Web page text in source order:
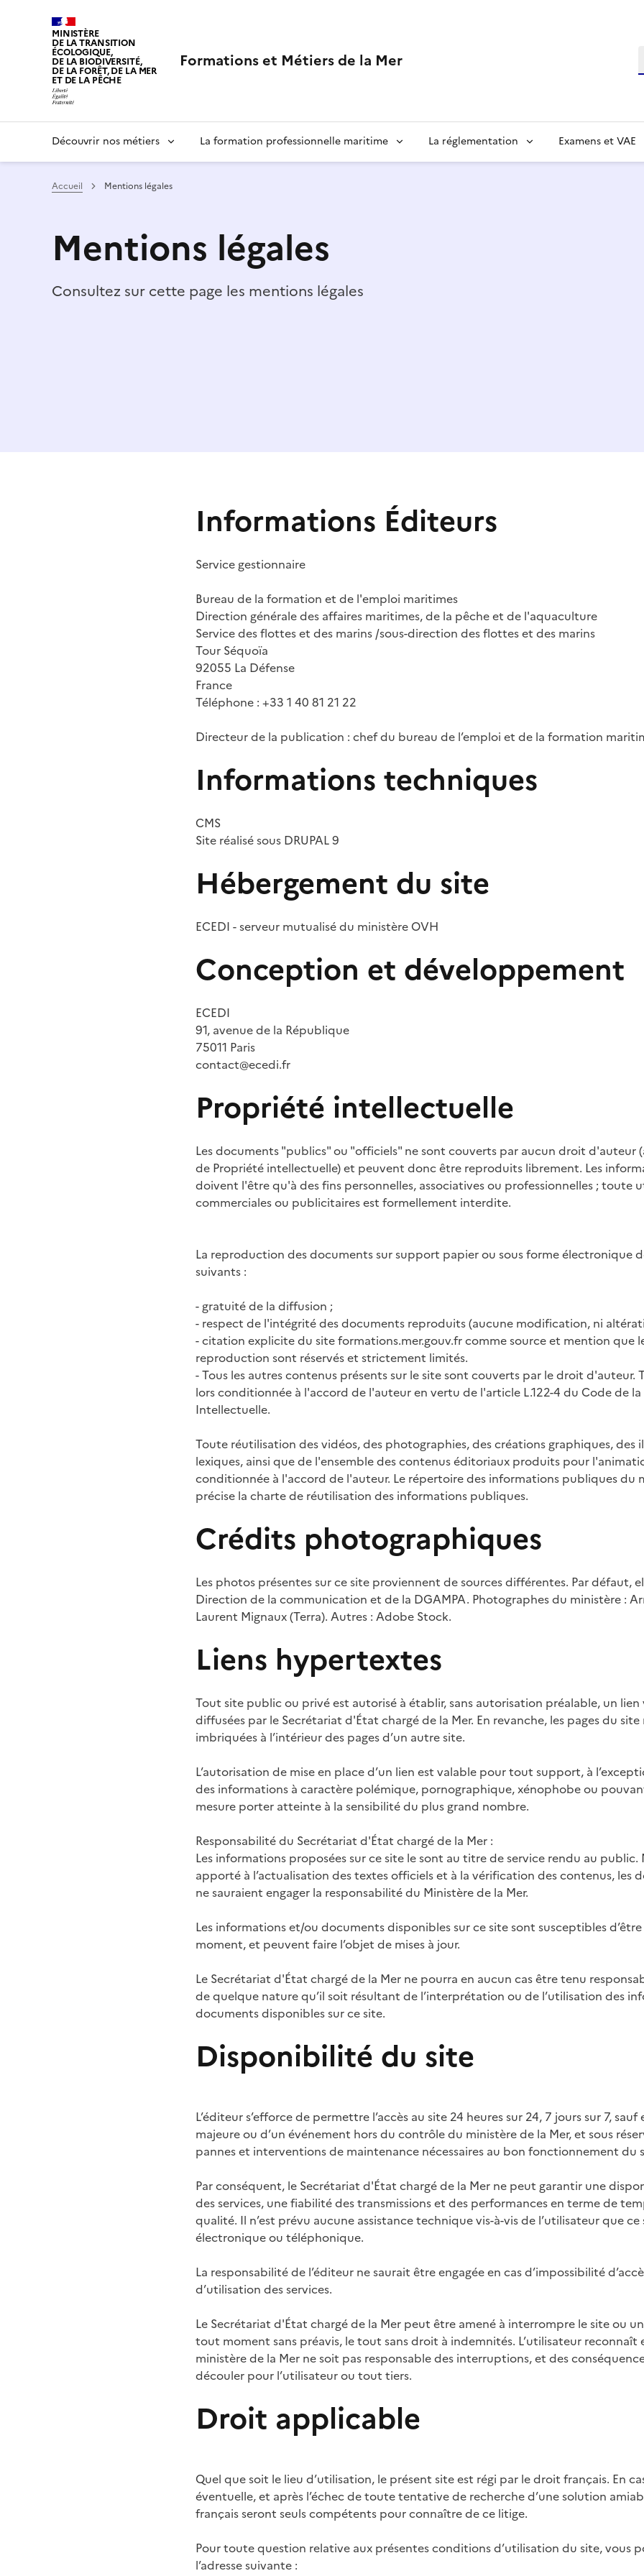
MINISTÈRE
DE LA TRANSITION
ÉCOLOGIQUE,
DE LA BIODIVERSITÉ,
DE LA FORÊT, DE LA MER
ET DE LA PÊCHE
LIBERTÉ, ÉGALITÉ, FRATERNITÉ
Formations et Métiers de la Mer
Navigation
principale
Découvrir nos métiers La formation professionnelle maritime La réglementation Examens et VAE
Accueil Mentions légales
Mentions légales
Consultez sur cette page les mentions légales
Informations Éditeurs
Service gestionnaire
Bureau de la formation et de l'emploi maritimes
Direction générale des affaires maritimes, de la pêche et de l'aquaculture
Service des flottes et des marins /sous-direction des flottes et des marins
Tour Séquoïa
92055 La Défense
France
Téléphone : +33 1 40 81 21 22
Directeur de la publication : chef du bureau de l’emploi et de la formation
Informations techniques
CMS
Site réalisé sous DRUPAL 9
Hébergement du site
ECEDI - serveur mutualisé du ministère OVH
Conception et développement
ECEDI
91, avenue de la République
75011 Paris
contact@ecedi.fr
Propriété intellectuelle
Les documents "publics" ou "officiels" ne sont couverts par aucun droit d'auteur
de Propriété intellectuelle) et peuvent donc être reproduits librement. Les
doivent l'être qu'à des fins personnelles, associatives ou professionnelles ; toute
commerciales ou publicitaires est formellement interdite.
La reproduction des documents sur support papier ou sous forme électronique
suivants :
- gratuité de la diffusion ;
- respect de l'intégrité des documents reproduits (aucune modification, ni
- citation explicite du site formations.mer.gouv.fr comme source et mention que
reproduction sont réservés et strictement limités.
- Tous les autres contenus présents sur le site sont couverts par le droit d'auteur.
lors conditionnée à l'accord de l'auteur en vertu de l'article L.122-4 du Code de
Intellectuelle.
Toute réutilisation des vidéos, des photographies, des créations graphiques, des
lexiques, ainsi que de l'ensemble des contenus éditoriaux produits pour
conditionnée à l'accord de l'auteur. Le répertoire des informations publiques du
précise la charte de réutilisation des informations publiques.
Crédits photographiques
Les photos présentes sur ce site proviennent de sources différentes. Par défaut,
Direction de la communication et de la DGAMPA. Photographes du ministère :
Laurent Mignaux (Terra). Autres : Adobe Stock.
Liens hypertextes
Tout site public ou privé est autorisé à établir, sans autorisation préalable, un
diffusées par le Secrétariat d'État chargé de la Mer. En revanche, les pages du
imbriquées à l’intérieur des pages d’un autre site.
L’autorisation de mise en place d’un lien est valable pour tout support, à
des informations à caractère polémique, pornographique, xénophobe ou
mesure porter atteinte à la sensibilité du plus grand nombre.
Responsabilité du Secrétariat d'État chargé de la Mer :
Les informations proposées sur ce site le sont au titre de service rendu au public.
apporté à l’actualisation des textes officiels et à la vérification des contenus, les
ne sauraient engager la responsabilité du Ministère de la Mer.
Les informations et/ou documents disponibles sur ce site sont susceptibles
moment, et peuvent faire l’objet de mises à jour.
Le Secrétariat d'État chargé de la Mer ne pourra en aucun cas être tenu
de quelque nature qu’il soit résultant de l’interprétation ou de l’utilisation des
documents disponibles sur ce site.
Disponibilité du site
L’éditeur s’efforce de permettre l’accès au site 24 heures sur 24, 7 jours sur 7,
majeure ou d’un événement hors du contrôle du ministère de la Mer, et sous
pannes et interventions de maintenance nécessaires au bon fonctionnement du
Par conséquent, le Secrétariat d'État chargé de la Mer ne peut garantir une
des services, une fiabilité des transmissions et des performances en terme de
qualité. Il n’est prévu aucune assistance technique vis-à-vis de l’utilisateur que
électronique ou téléphonique.
La responsabilité de l’éditeur ne saurait être engagée en cas d’impossibilité
d’utilisation des services.
Le Secrétariat d'État chargé de la Mer peut être amené à interrompre le site ou
tout moment sans préavis, le tout sans droit à indemnités. L’utilisateur reconnaît
ministère de la Mer ne soit pas responsable des interruptions, et des
découler pour l’utilisateur ou tout tiers.
Droit applicable
Quel que soit le lieu d’utilisation, le présent site est régi par le droit français. En
éventuelle, et après l’échec de toute tentative de recherche d’une solution
français seront seuls compétents pour connaître de ce litige.
Pour toute question relative aux présentes conditions d’utilisation du site, vous
l’adresse suivante :